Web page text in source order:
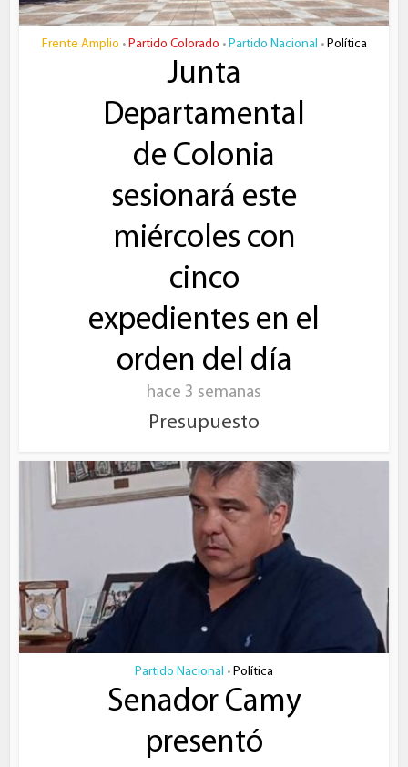
Frente Amplio • Partido Colorado • Partido Nacional • Política
Junta
Departamental
de Colonia
sesionará este
miércoles con
cinco
expedientes en el
orden del día
hace 3 semanas
Presupuesto
Partido Nacional • Política
Senador Camy
presentó